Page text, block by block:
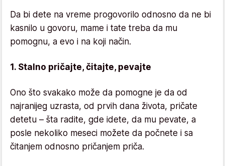
Da bi dete na vreme progovorilo odnosno da ne bi
kasnilo u govoru, mame i tate treba da mu
pomognu, a evo i na koji način.
1. Stalno pričajte, čitajte, pevajte
Ono što svakako može da pomogne je da od
najranijeg uzrasta, od prvih dana života, pričate
detetu – šta radite, gde idete, da mu pevate, a
posle nekoliko meseci možete da počnete i sa
čitanjem odnosno pričanjem priča.